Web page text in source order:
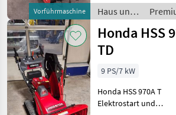
WÄHLEN
Sonstiges
9
Kommunaltechnik
2
MARKTPLATZ
Marktplatz Händlerangebote
Vorführmaschine
Auswurfweite Hierbei
handelt es sich um
Haus und
Garten /
Honda
Honda HSS
TD
9 PS/7 kW
Honda HSS 970A T
Elektrostart und